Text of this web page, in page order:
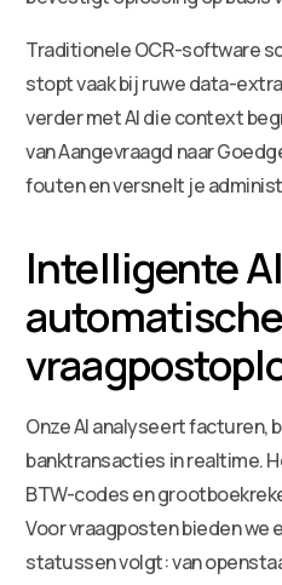
Traditionele OCR-software
stopt vaak bij ruwe data-
verder met AI die context
van Aangevraagd naar
fouten en versnelt je
Intelligente
automatische
Onze AI analyseert facturen,
banktransacties in realtime.
BTW-codes en
Voor vraagposten bieden we
statussen volgt: van